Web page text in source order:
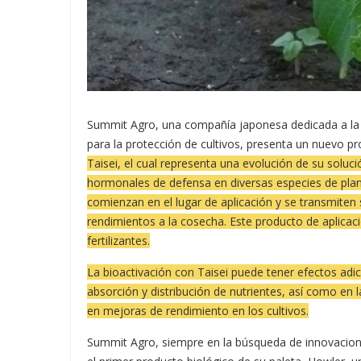
Summit Agro, una compañía japonesa dedicada a
para la protección de cultivos, presenta un nuevo
Taisei, el cual representa una evolución de su
hormonales de defensa en diversas especies de
comienzan en el lugar de aplicación y se
rendimientos a la cosecha. Este producto de
fertilizantes.
La bioactivación con Taisei puede tener efectos
absorción y distribución de nutrientes, así como
en mejoras de rendimiento en los cultivos.
Summit Agro, siempre en la búsqueda de